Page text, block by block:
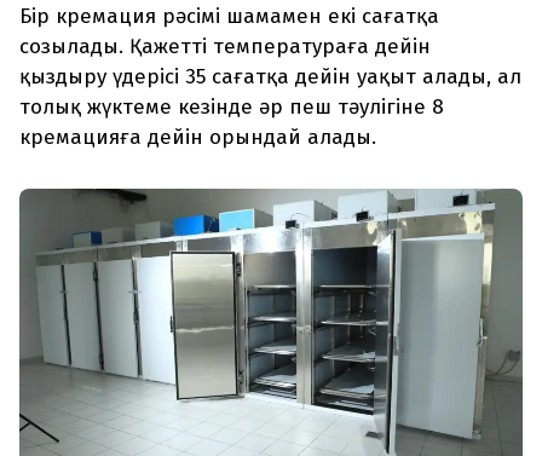
Бір кремация рәсімі шамамен екі сағатқа
созылады. Қажетті температураға дейін
қыздыру үдерісі 35 сағатқа дейін уақыт алады, ал
толық жүктеме кезінде әр пеш тәулігіне 8
кремацияға дейін орындай алады.